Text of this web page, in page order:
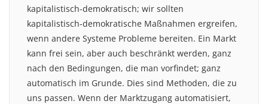
kapitalistisch-demokratisch; wir sollten
kapitalistisch-demokratische Maßnahmen ergreifen,
wenn andere Systeme Probleme bereiten. Ein Markt
kann frei sein, aber auch beschränkt werden, ganz
nach den Bedingungen, die man vorfindet; ganz
automatisch im Grunde. Dies sind Methoden, die zu
uns passen. Wenn der Marktzugang automatisiert,